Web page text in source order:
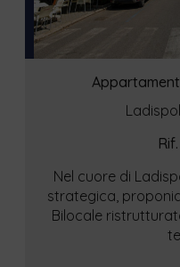
Nel cuore di
strategica,
Bilocale